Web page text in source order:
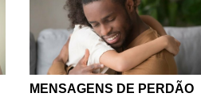
MENSAGENS DE PERDÃO